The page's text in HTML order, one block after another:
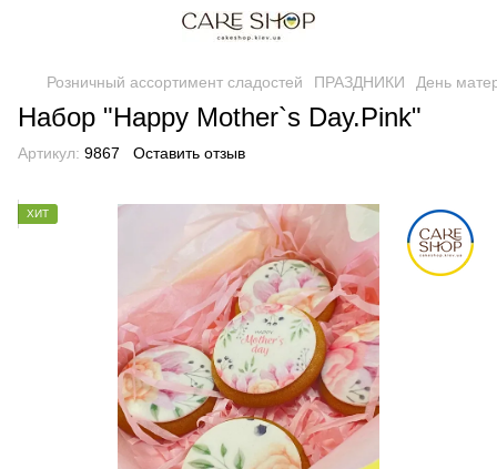
Розничный ассортимент сладостей ПРАЗДНИКИ День
Набор "Happy Mother`s Day.Pink"
Артикул: 9867 Оставить отзыв
ХИТ